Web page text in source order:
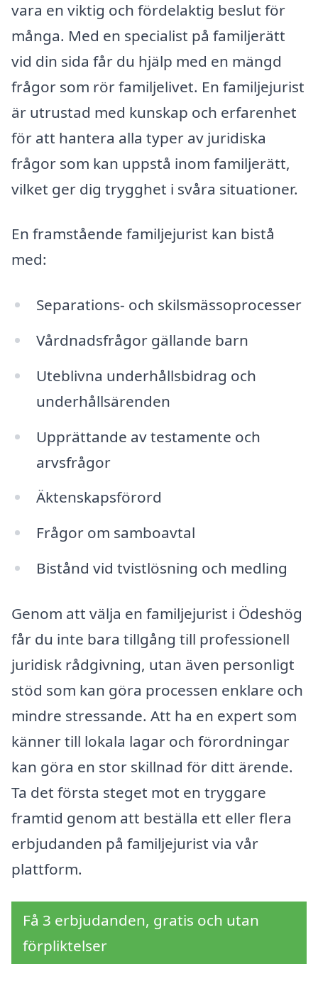
vara en viktig och fördelaktig beslut för
många. Med en specialist på familjerätt
vid din sida får du hjälp med en mängd
frågor som rör familjelivet. En familjejurist
är utrustad med kunskap och erfarenhet
för att hantera alla typer av juridiska
frågor som kan uppstå inom familjerätt,
vilket ger dig trygghet i svåra situationer.
En framstående familjejurist kan bistå
med:
Separations- och skilsmässoprocesser
Vårdnadsfrågor gällande barn
Uteblivna underhållsbidrag och
underhållsärenden
Upprättande av testamente och
arvsfrågor
Äktenskapsförord
Frågor om samboavtal
Bistånd vid tvistlösning och medling
Genom att välja en familjejurist i Ödeshög
får du inte bara tillgång till professionell
juridisk rådgivning, utan även personligt
stöd som kan göra processen enklare och
mindre stressande. Att ha en expert som
känner till lokala lagar och förordningar
kan göra en stor skillnad för ditt ärende.
Ta det första steget mot en tryggare
framtid genom att beställa ett eller flera
erbjudanden på familjejurist via vår
plattform.
Få 3 erbjudanden, gratis och utan
förpliktelser